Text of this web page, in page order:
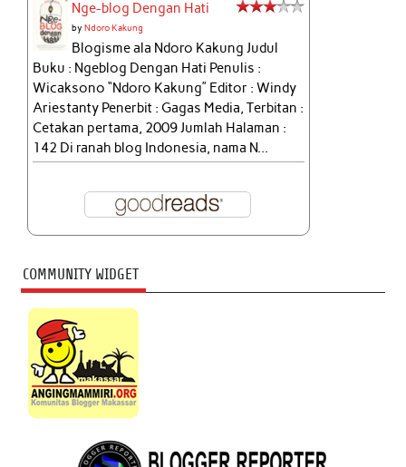
Nge-blog Dengan Hati
byNdoro Kakung
Blogisme ala Ndoro Kakung Judul
Buku : Ngeblog Dengan Hati Penulis :
Wicaksono “Ndoro Kakung” Editor : Windy
Ariestanty Penerbit : Gagas Media, Terbitan :
Cetakan pertama, 2009 Jumlah Halaman :
142 Di ranah blog Indonesia, nama N...
COMMUNITY WIDGET